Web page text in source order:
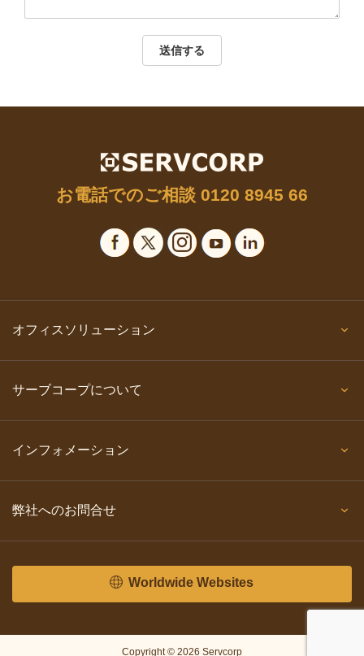
送信する
お電話でのご相談 0120 8945 66
オフィスソリューション
サーブコープについて
インフォメーション
弊社へのお問合せ
Worldwide Websites
Copyright © 2026 Servcorp